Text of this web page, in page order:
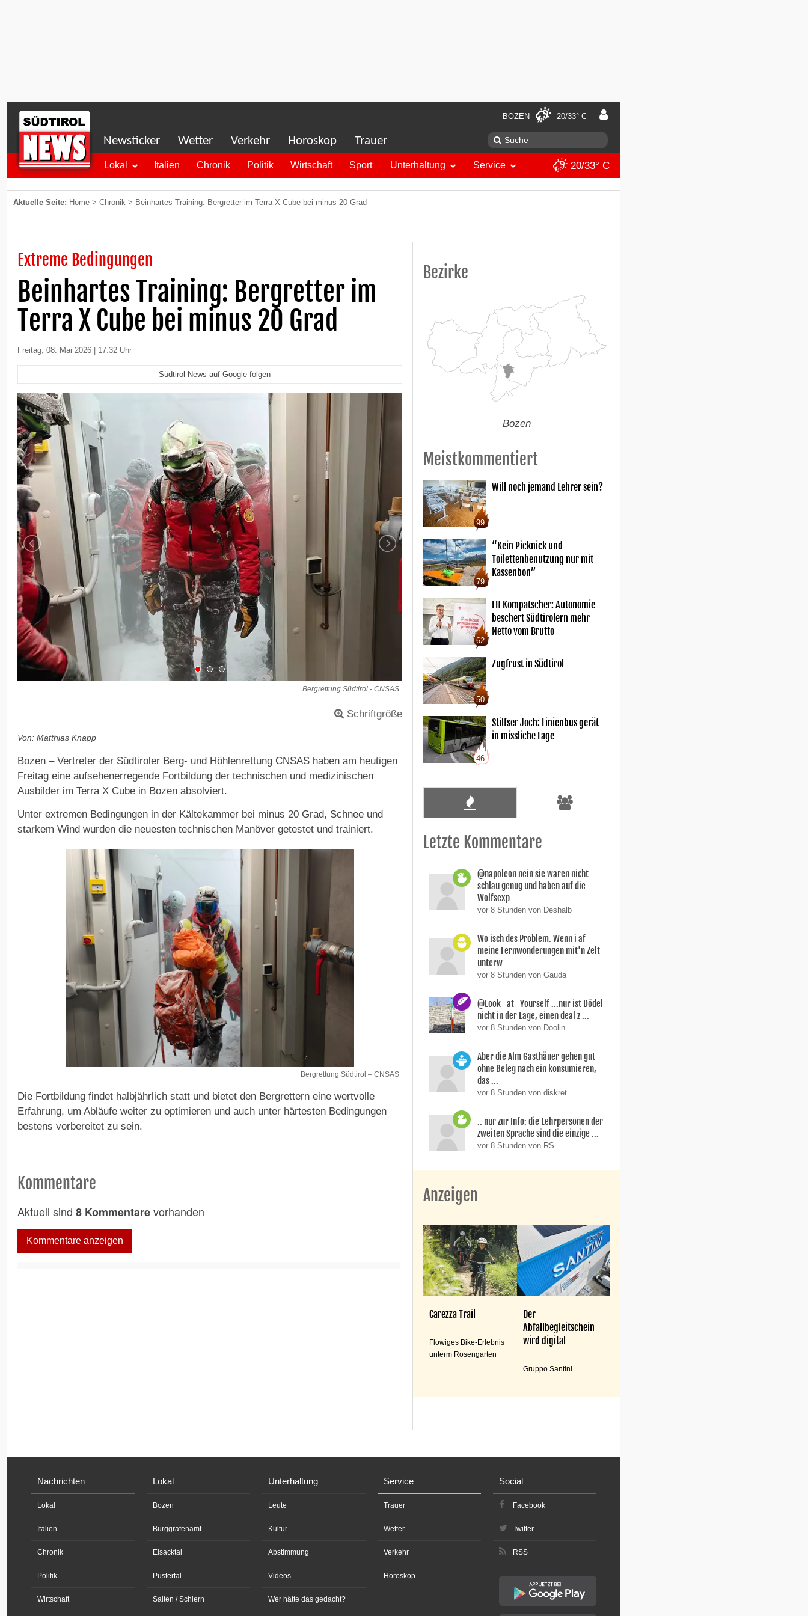
BOZEN 20/33° C
Newsticker Wetter Verkehr Horoskop Trauer
Lokal Italien Chronik Politik Wirtschaft Sport Unterhaltung Service 20/33° C
Aktuelle Seite: Home > Chronik > Beinhartes Training: Bergretter im Terra X Cube bei minus 20 Grad
Extreme Bedingungen
Beinhartes Training: Bergretter im
Terra X Cube bei minus 20 Grad
Freitag, 08. Mai 2026 | 17:32 Uhr
Südtirol News auf Google folgen
Bergrettung Südtirol - CNSAS
Schriftgröße
Von: Matthias Knapp
Bozen – Vertreter der Südtiroler Berg- und Höhlenrettung CNSAS haben am heutigen
Freitag eine aufsehenerregende Fortbildung der technischen und medizinischen
Ausbilder im Terra X Cube in Bozen absolviert.
Unter extremen Bedingungen in der Kältekammer bei minus 20 Grad, Schnee und
starkem Wind wurden die neuesten technischen Manöver getestet und trainiert.
Bergrettung Südtirol – CNSAS
Die Fortbildung findet halbjährlich statt und bietet den Bergrettern eine wertvolle
Erfahrung, um Abläufe weiter zu optimieren und auch unter härtesten Bedingungen
bestens vorbereitet zu sein.
Kommentare
Aktuell sind 8 Kommentarevorhanden
Kommentare anzeigen
Bezirke
Bozen
Meistkommentiert
99
Will noch jemand Lehrer sein?
79
“Kein Picknick und
Toilettenbenutzung nur mit
Kassenbon”
62
LH Kompatscher: Autonomie
beschert Südtirolern mehr
Netto vom Brutto
50
Zugfrust in Südtirol
46
Stilfser Joch: Linienbus gerät
in missliche Lage
Letzte Kommentare
@napoleon nein sie waren nicht
schlau genug und haben auf die
Wolfsexp ...
vor 8 Stunden von Deshalb
Wo isch des Problem. Wenn i af
meine Fernwonderungen mit'n Zelt
unterw ...
vor 8 Stunden von Gauda
@Look_at_Yourself ...nur ist Dödel
nicht in der Lage, einen deal z ...
vor 8 Stunden von Doolin
Aber die Alm Gasthäuer gehen gut
ohne Beleg nach ein konsumieren,
das ...
vor 8 Stunden von diskret
.. nur zur Info: die Lehrpersonen der
zweiten Sprache sind die einzige ...
vor 8 Stunden von RS
Anzeigen
Carezza Trail
Flowiges Bike-Erlebnis
unterm Rosengarten
Der
Abfallbegleitschein
wird digital
Gruppo Santini
Nachrichten
Lokal
Italien
Chronik
Politik
Wirtschaft
Lokal
Bozen
Burggrafenamt
Eisacktal
Pustertal
Salten / Schlern
Unterhaltung
Leute
Kultur
Abstimmung
Videos
Wer hätte das gedacht?
Service
Trauer
Wetter
Verkehr
Horoskop
Social
Facebook
Twitter
RSS